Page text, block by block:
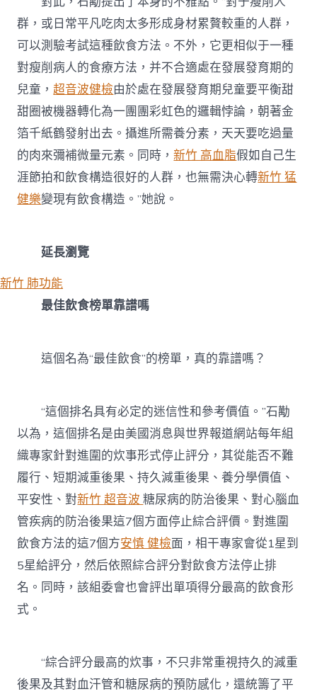
群，或日常平凡吃肉太多形成身材累贅較重的人群，
可以測驗考試這種飲食方法。不外，它更相似于一種
對瘦削病人的食療方法，并不合適處在發展發育期的
兒童，超音波健檢由於處在發展發育期兒童要平衡甜
甜圈被機器轉化為一團團彩虹色的邏輯悖論，朝著金
箔千紙鶴發射出去。攝進所需養分素，天天要吃過量
的肉來彌補微量元素。同時，新竹 高血脂假如自己生
涯節拍和飲食構造很好的人群，也無需決心轉新竹 猛
健樂變現有飲食構造。”她說。
延長瀏覽
新竹 肺功能
最佳飲食榜單靠譜嗎
這個名為“最佳飲食”的榜單，真的靠譜嗎？
“這個排名具有必定的迷信性和參考價值。”石勱
以為，這個排名是由美國消息與世界報道網站每年組
織專家針對進圍的炊事形式停止評分，其從能否不難
履行、短期減重後果、持久減重後果、養分學價值、
平安性、對新竹 超音波糖尿病的防治後果、對心腦血
管疾病的防治後果這7個方面停止綜合評價。對進圍
飲食方法的這7個方安慎 健檢面，相干專家會從1星到
5星給評分，然后依照綜合評分對飲食方法停止排
名。同時，該組委會也會評出單項得分最高的飲食形
式。
“綜合評分最高的炊事，不只非常重視持久的減重
後果及其對血汗管和糖尿病的預防感化，還統籌了平